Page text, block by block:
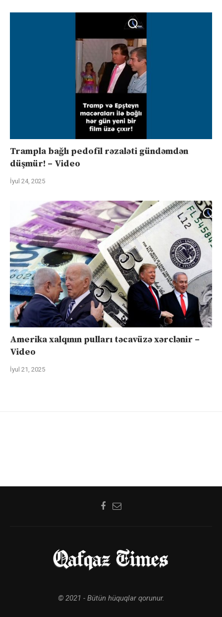
Trampla bağlı pedofil rəzaləti gündəmdən
düşmür! – Video
İyul 24, 2025
Amerika xalqının pulları təcavüzə xərclənir –
Video
İyul 21, 2025
© 2021 - Bütün hüquqlar qorunur.